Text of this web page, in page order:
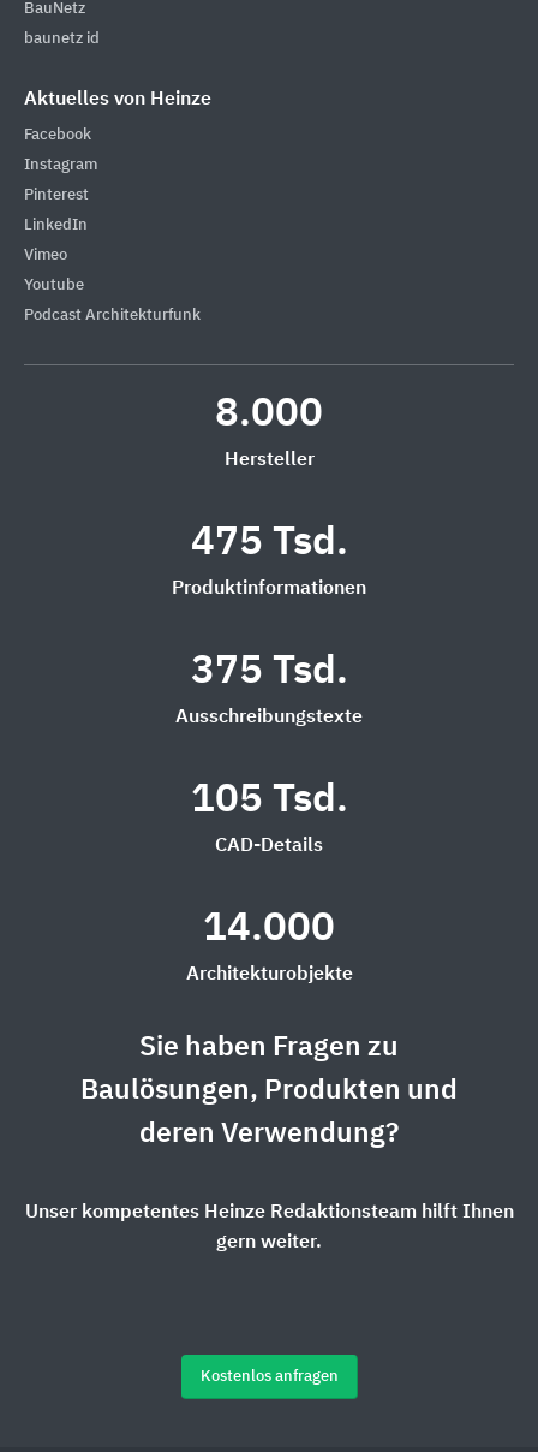
BauNetz
baunetz id
Aktuelles von Heinze
Facebook
Instagram
Pinterest
LinkedIn
Vimeo
Youtube
Podcast Architekturfunk
8.000
Hersteller
475 Tsd.
Produktinformationen
375 Tsd.
Ausschreibungstexte
105 Tsd.
CAD-Details
14.000
Architekturobjekte
Sie haben Fragen zu
Baulösungen, Produkten und
deren Verwendung?
Unser kompetentes Heinze Redaktionsteam hilft Ihnen
gern weiter.
Kostenlos anfragen